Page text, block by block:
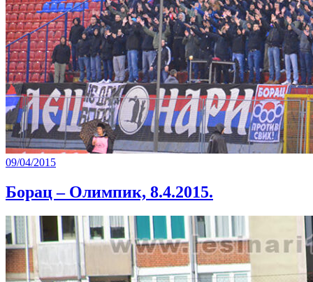
09/04/2015
Борац – Олимпик, 8.4.2015.